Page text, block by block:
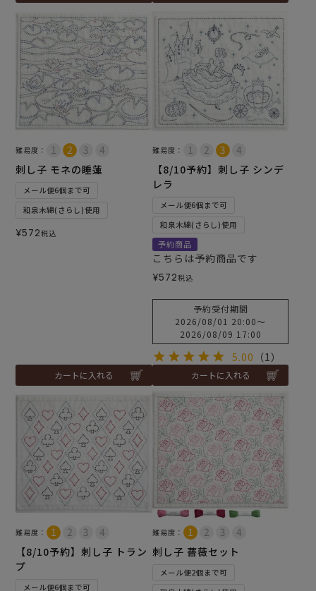
難易度：
刺し子 モネの睡蓮
メール便6個まで可
和泉木綿(さらし)使用
¥572税込
カートに入れる
難易度：
【8/10予約】刺し子 シンデ
レラ
メール便6個まで可
和泉木綿(さらし)使用
予約商品
こちらは予約商品です
¥572税込
予約受付期間
2026/08/01 20:00〜
2026/08/09 17:00
5.00 （1）
カートに入れる
難易度：
【8/10予約】刺し子 トラン
プ
メール便6個まで可
難易度：
刺し子 薔薇セット
メール便2個まで可